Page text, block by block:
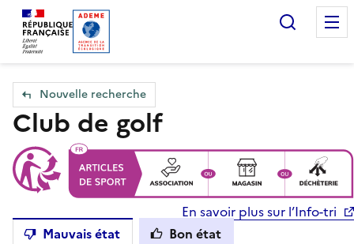
Accueil — Que Faire de mes objets & déchets
Nouvelle recherche
Club de golf
En savoir plus sur l’Info-tri
Mauvais état
Bon état